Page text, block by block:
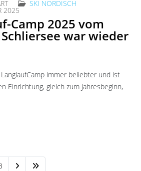
SKI NORDISCH
2025
Camp 2025 vom
war wieder
LanglaufCamp immer beliebter und ist
Einrichtung, gleich zum Jahresbeginn,